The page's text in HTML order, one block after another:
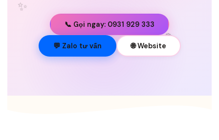
✨
💐
📞 Gọi ngay: 0931 929 333
💬 Zalo tư vấn 🌐 Website